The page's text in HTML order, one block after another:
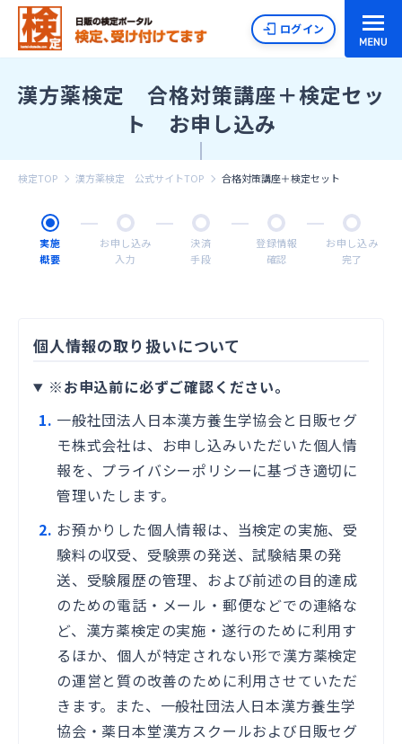
ログイン
漢方薬検定 合格対策講座＋検定セッ
ト お申し込み
検定TOP 漢方薬検定 公式サイトTOP 合格対策講座＋検定セット
実施
概要
お申し込み
入力
決済
手段
登録情報
確認
お申し込み
完了
個人情報の取り扱いについて
※お申込前に必ずご確認ください。
一般社団法人日本漢方養生学協会と日販セグ
モ株式会社は、お申し込みいただいた個人情
報を、プライバシーポリシーに基づき適切に
管理いたします。
お預かりした個人情報は、当検定の実施、受
験料の収受、受験票の発送、試験結果の発
送、受験履歴の管理、および前述の目的達成
のための電話・メール・郵便などでの連絡な
ど、漢方薬検定の実施・遂行のために利用す
るほか、個人が特定されない形で漢方薬検定
の運営と質の改善のために利用させていただ
きます。また、一般社団法人日本漢方養生学
協会 ・薬日本堂漢方スクールおよび日販セグ